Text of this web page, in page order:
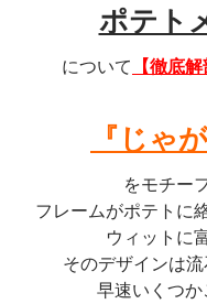
ポテト
について 【徹底解
『じゃ
をモチー
フレームがポテトに
ウィットに
そのデザインは
早速いくつ